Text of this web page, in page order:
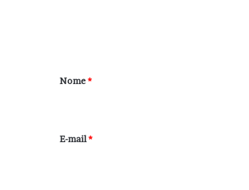
r
*
Nome*
E-mail*